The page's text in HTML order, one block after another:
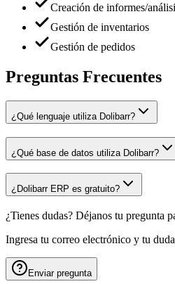
Creación de informes/
Gestión de inventarios
Gestión de pedidos
Preguntas Frecuentes
¿Qué lenguaje utiliza Dolibarr?
¿Qué base de datos utiliza Dolibarr?
¿Dolibarr ERP es gratuito?
¿Tienes dudas? Déjanos tu pregunta
Ingresa tu correo electrónico y tu
Enviar pregunta